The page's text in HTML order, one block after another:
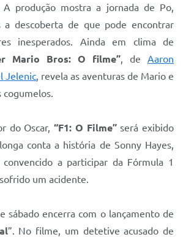
produção mostra a jornada de Po,
a descoberta de que pode encontrar
inesperados. Ainda em clima de
Mario Bros: O filme”, de Aaron
Jelenic, revela as aventuras de Mario e
cogumelos.
do Oscar, “F1: O Filme” será exibido
conta a história de Sonny Hayes,
a participar da Fórmula 1
um acidente.
sábado encerra com o lançamento de
”. No filme, um detetive acusado de